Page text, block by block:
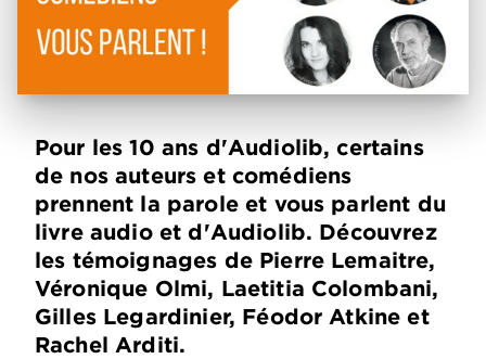
Pour les 10 ans d'Audiolib, certains
de nos auteurs et comédiens
prennent la parole et vous parlent du
livre audio et d'Audiolib. Découvrez
les témoignages de Pierre Lemaitre,
Véronique Olmi, Laetitia Colombani,
Gilles Legardinier, Féodor Atkine et
Rachel Arditi.